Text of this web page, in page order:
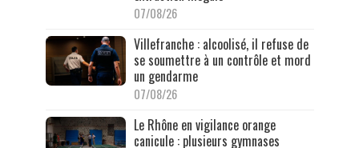
07/08/26
Villefranche : alcoolisé, il refuse de
se soumettre à un contrôle et mord
un gendarme
07/08/26
Le Rhône en vigilance orange
canicule : plusieurs gymnases